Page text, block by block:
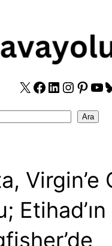
X Facebook
LinkedIn
Ara
Virgin’e